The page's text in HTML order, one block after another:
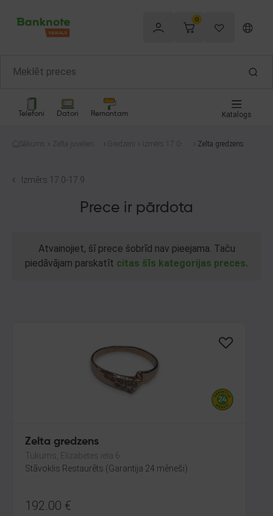
0
Telefoni Datori Remontam Katalogs
Sākums
Zelta juvelierizs
Gredzeni
Izmērs 17.0-1
Zelta gredzens
Izmērs 17.0-17.9
Prece ir pārdota
Atvainojiet, šī prece šobrīd nav pieejama. Taču
piedāvājam parskatīt citas šīs kategorijas preces.
Zelta gredzens
Tukums, Elizabetes iela 6
Stāvoklis Restaurēts (Garantija 24 mēneši)
192.00 €